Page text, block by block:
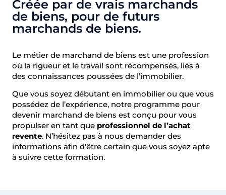
Créée par de vrais marchands
de biens, pour de futurs
marchands de biens.
Le métier de marchand de biens est une profession
où la rigueur et le travail sont récompensés, liés à
des connaissances poussées de l’immobilier.
Que vous soyez débutant en immobilier ou que vous
possédez de l’expérience, notre programme pour
devenir marchand de biens est conçu pour vous
propulser en tant que professionnel de l’achat
revente. N’hésitez pas à nous demander des
informations afin d’être certain que vous soyez apte
à suivre cette formation.